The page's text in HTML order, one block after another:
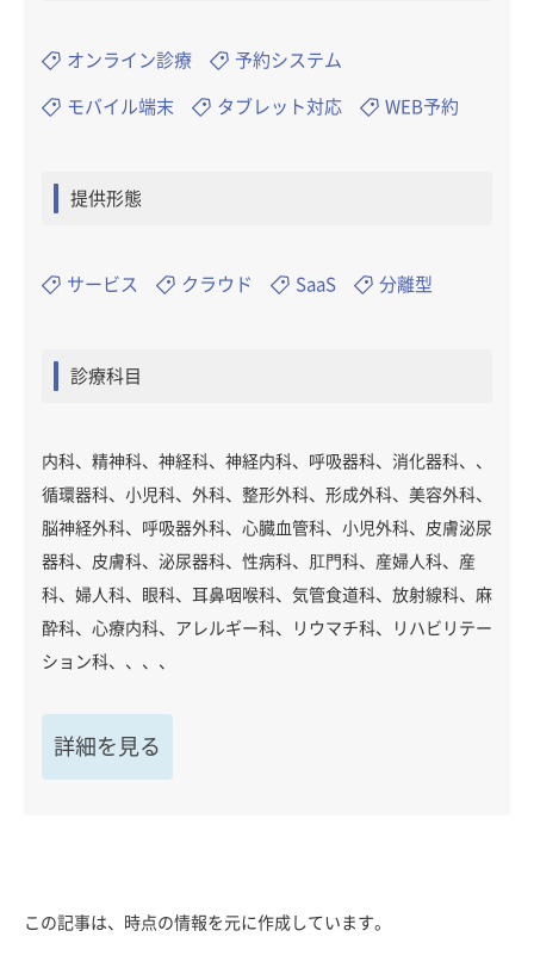
オンライン診療 予約システム
モバイル端末 タブレット対応 WEB予約
提供形態
サービス クラウド SaaS 分離型
診療科目
内科、精神科、神経科、神経内科、呼吸器科、消化器科、、
循環器科、小児科、外科、整形外科、形成外科、美容外科、
脳神経外科、呼吸器外科、心臓血管科、小児外科、皮膚泌尿
器科、皮膚科、泌尿器科、性病科、肛門科、産婦人科、産
科、婦人科、眼科、耳鼻咽喉科、気管食道科、放射線科、麻
酔科、心療内科、アレルギー科、リウマチ科、リハビリテー
ション科、、、、
詳細を見る
この記事は、時点の情報を元に作成しています。